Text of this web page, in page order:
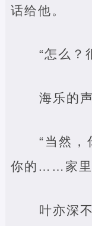
话给他。
“怎么？
海乐的
“当然
你的……家里
叶亦深